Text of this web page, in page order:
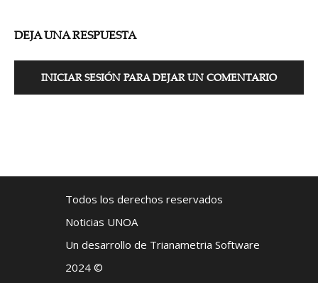
DEJA UNA RESPUESTA
INICIAR SESIÓN PARA DEJAR UN COMENTARIO
Todos los derechos reservados
Noticias UNOA
Un desarrollo de Trianametria Software
2024 ©